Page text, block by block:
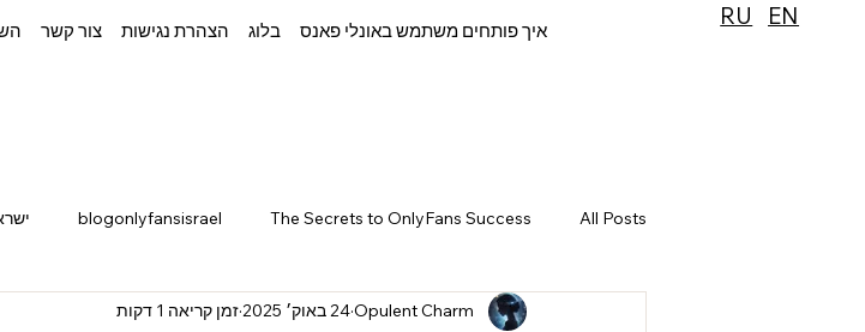
RU EN
צור קשר הצהרת נגישות בלוג איך פותחים משתמש באונלי פאנס
All Posts
The Secrets to OnlyFans Success
blogonlyfansisrael
Opulent Charm24 באוק׳ 2025 זמן קריאה 1 דקות